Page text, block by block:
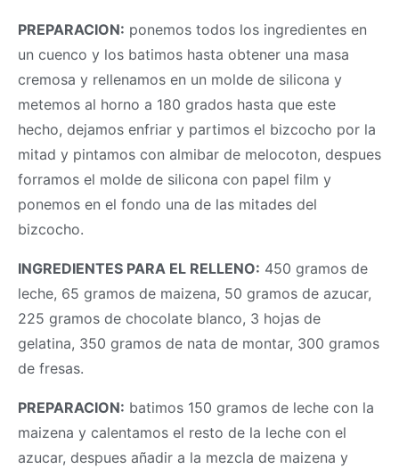
PREPARACION: ponemos todos los ingredientes en
un cuenco y los batimos hasta obtener una masa
cremosa y rellenamos en un molde de silicona y
metemos al horno a 180 grados hasta que este
hecho, dejamos enfriar y partimos el bizcocho por la
mitad y pintamos con almibar de melocoton, despues
forramos el molde de silicona con papel film y
ponemos en el fondo una de las mitades del
bizcocho.
INGREDIENTES PARA EL RELLENO: 450 gramos de
leche, 65 gramos de maizena, 50 gramos de azucar,
225 gramos de chocolate blanco, 3 hojas de
gelatina, 350 gramos de nata de montar, 300 gramos
de fresas.
PREPARACION: batimos 150 gramos de leche con la
maizena y calentamos el resto de la leche con el
azucar, despues añadir a la mezcla de maizena y